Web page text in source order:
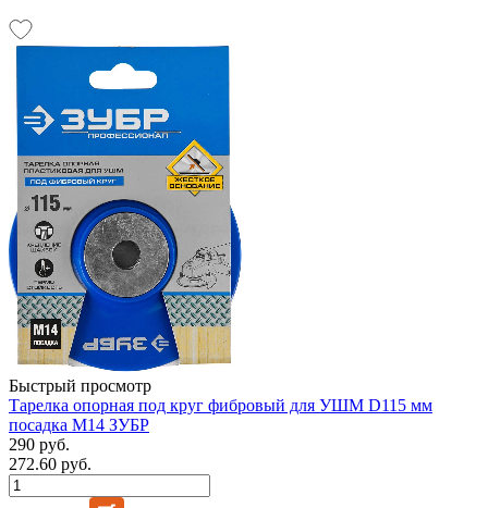
Быстрый просмотр
Тарелка опорная под круг фибровый для УШМ D115 мм
посадка М14 ЗУБР
290 руб.
272.60 руб.